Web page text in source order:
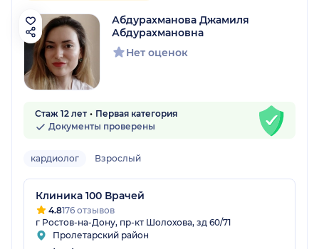
Абдурахманова Джамиля
Абдурахмановна
Нет оценок
Стаж 12 лет
Первая категория
Документы проверены
кардиолог Взрослый
Клиника 100 Врачей
4.8176 отзывов
г Ростов-на-Дону, пр-кт Шолохова, зд 60/71
Пролетарский район